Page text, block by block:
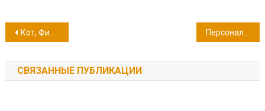
Навигация
по
записям
Кот, Фирс и Зюря
СВЯЗАННЫЕ ПУБЛИКАЦИИ